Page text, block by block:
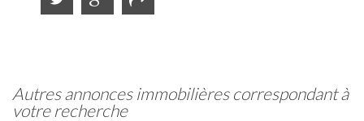
autres annonces immobilières correspondant à
votre recherche